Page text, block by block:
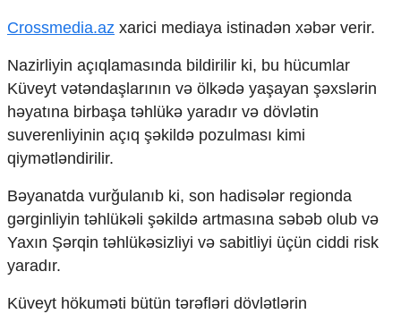
Video
Podcast
Humanitar
Elm və təhsil
Mədəniyyət
Yüksəliş hekayəsi
Mədəniyyətimizin Zəfəri
Zəfər Diasporu
Səhiyyə
Ailə və uşaq
Crossmedia.az xarici mediaya istinadən xəbər verir.
Nazirliyin açıqlamasında bildirilir ki, bu hücumlar
Küveyt vətəndaşlarının və ölkədə yaşayan şəxslərin
həyatına birbaşa təhlükə yaradır və dövlətin
suverenliyinin açıq şəkildə pozulması kimi
qiymətləndirilir.
Bəyanatda vurğulanıb ki, son hadisələr regionda
gərginliyin təhlükəli şəkildə artmasına səbəb olub və
Yaxın Şərqin təhlükəsizliyi və sabitliyi üçün ciddi risk
yaradır.
Küveyt hökuməti bütün tərəfləri dövlətlərin